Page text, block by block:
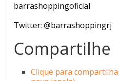
barrashoppingoficial
Twitter: @barrashoppingrj
Compartilhe
Clique para